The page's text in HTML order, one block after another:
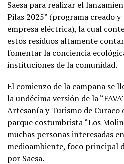
Saesa para realizar el
Pilas 2025” (programa creado
empresa eléctrica), la cual
estos residuos altamente
fomentar la conciencia
instituciones de la comunidad.
El comienzo de la campaña se
la undécima versión de la
Artesanía y Turismo de Curaco
parque costumbrista “Los
muchas personas interesadas
medioambiente, foco principal
por Saesa.